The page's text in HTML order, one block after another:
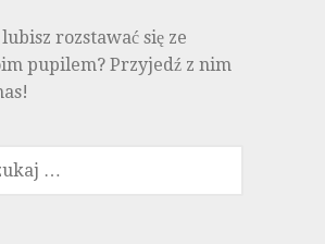
rozstawać się ze
pupilem? Przyjedź z nim